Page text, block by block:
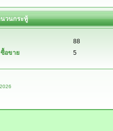
นวนกระทู้
88
อขาย
5